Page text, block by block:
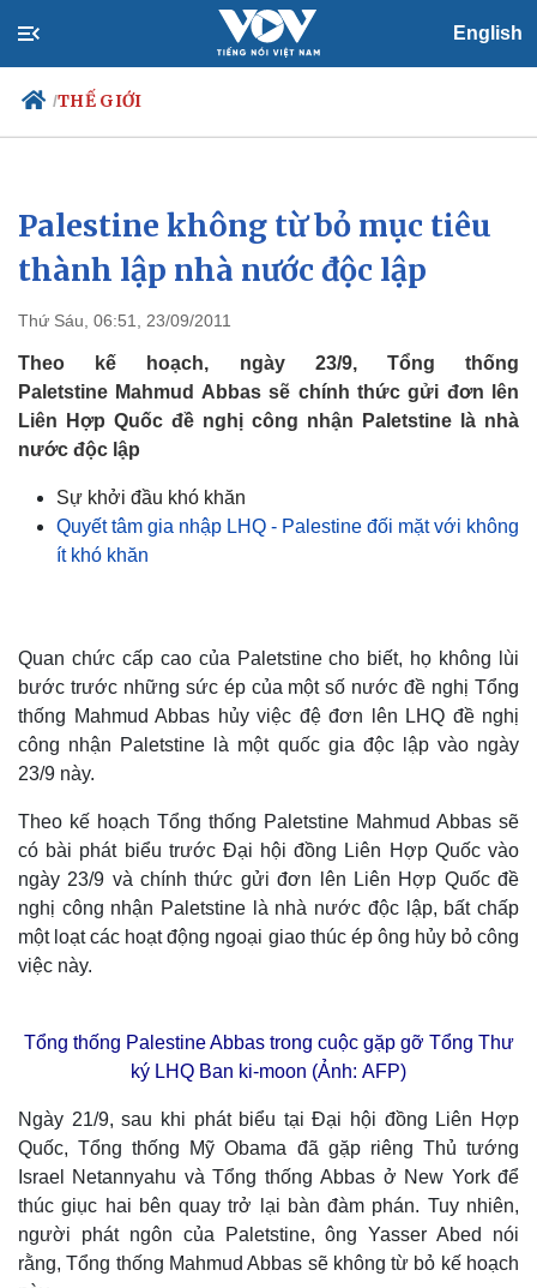
English
/THẾ GIỚI
Chính trị
Đảng
Tổ chức nhân sự
Nhận diện sự thật
Xã hội
Tin 24h
Dự báo thời tiết
Việc làm
Biển đảo
Palestine không từ bỏ mục tiêu
thành lập nhà nước độc lập
Thứ Sáu, 06:51, 23/09/2011
Theo kế hoạch, ngày 23/9, Tổng thống
Paletstine Mahmud Abbas sẽ chính thức gửi đơn lên
Liên Hợp Quốc đề nghị công nhận Paletstine là nhà
nước độc lập
Sự khởi đầu khó khăn
Quyết tâm gia nhập LHQ - Palestine đối mặt với không
ít khó khăn
Quan chức cấp cao của Paletstine cho biết, họ không lùi
bước trước những sức ép của một số nước đề nghị Tổng
thống Mahmud Abbas hủy việc đệ đơn lên LHQ đề nghị
công nhận Paletstine là một quốc gia độc lập vào ngày
23/9 này.
Theo kế hoạch Tổng thống Paletstine Mahmud Abbas sẽ
có bài phát biểu trước Đại hội đồng Liên Hợp Quốc vào
ngày 23/9 và chính thức gửi đơn lên Liên Hợp Quốc đề
nghị công nhận Paletstine là nhà nước độc lập, bất chấp
một loạt các hoạt động ngoại giao thúc ép ông hủy bỏ công
việc này.
Tổng thống Palestine Abbas trong cuộc gặp gỡ Tổng Thư
ký LHQ Ban ki-moon (Ảnh: AFP)
Ngày 21/9, sau khi phát biểu tại Đại hội đồng Liên Hợp
Quốc, Tổng thống Mỹ Obama đã gặp riêng Thủ tướng
Israel Netannyahu và Tổng thống Abbas ở New York để
thúc giục hai bên quay trở lại bàn đàm phán. Tuy nhiên,
người phát ngôn của Paletstine, ông Yasser Abed nói
rằng, Tổng thống Mahmud Abbas sẽ không từ bỏ kế hoạch